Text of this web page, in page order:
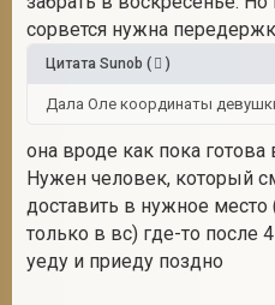
сорвется нужна
Цитата Sunob ( )
Дала Оле координаты
она вроде как пока
Нужен человек, который
доставить в нужное
только в вс) где-то после
уеду и приеду поздно